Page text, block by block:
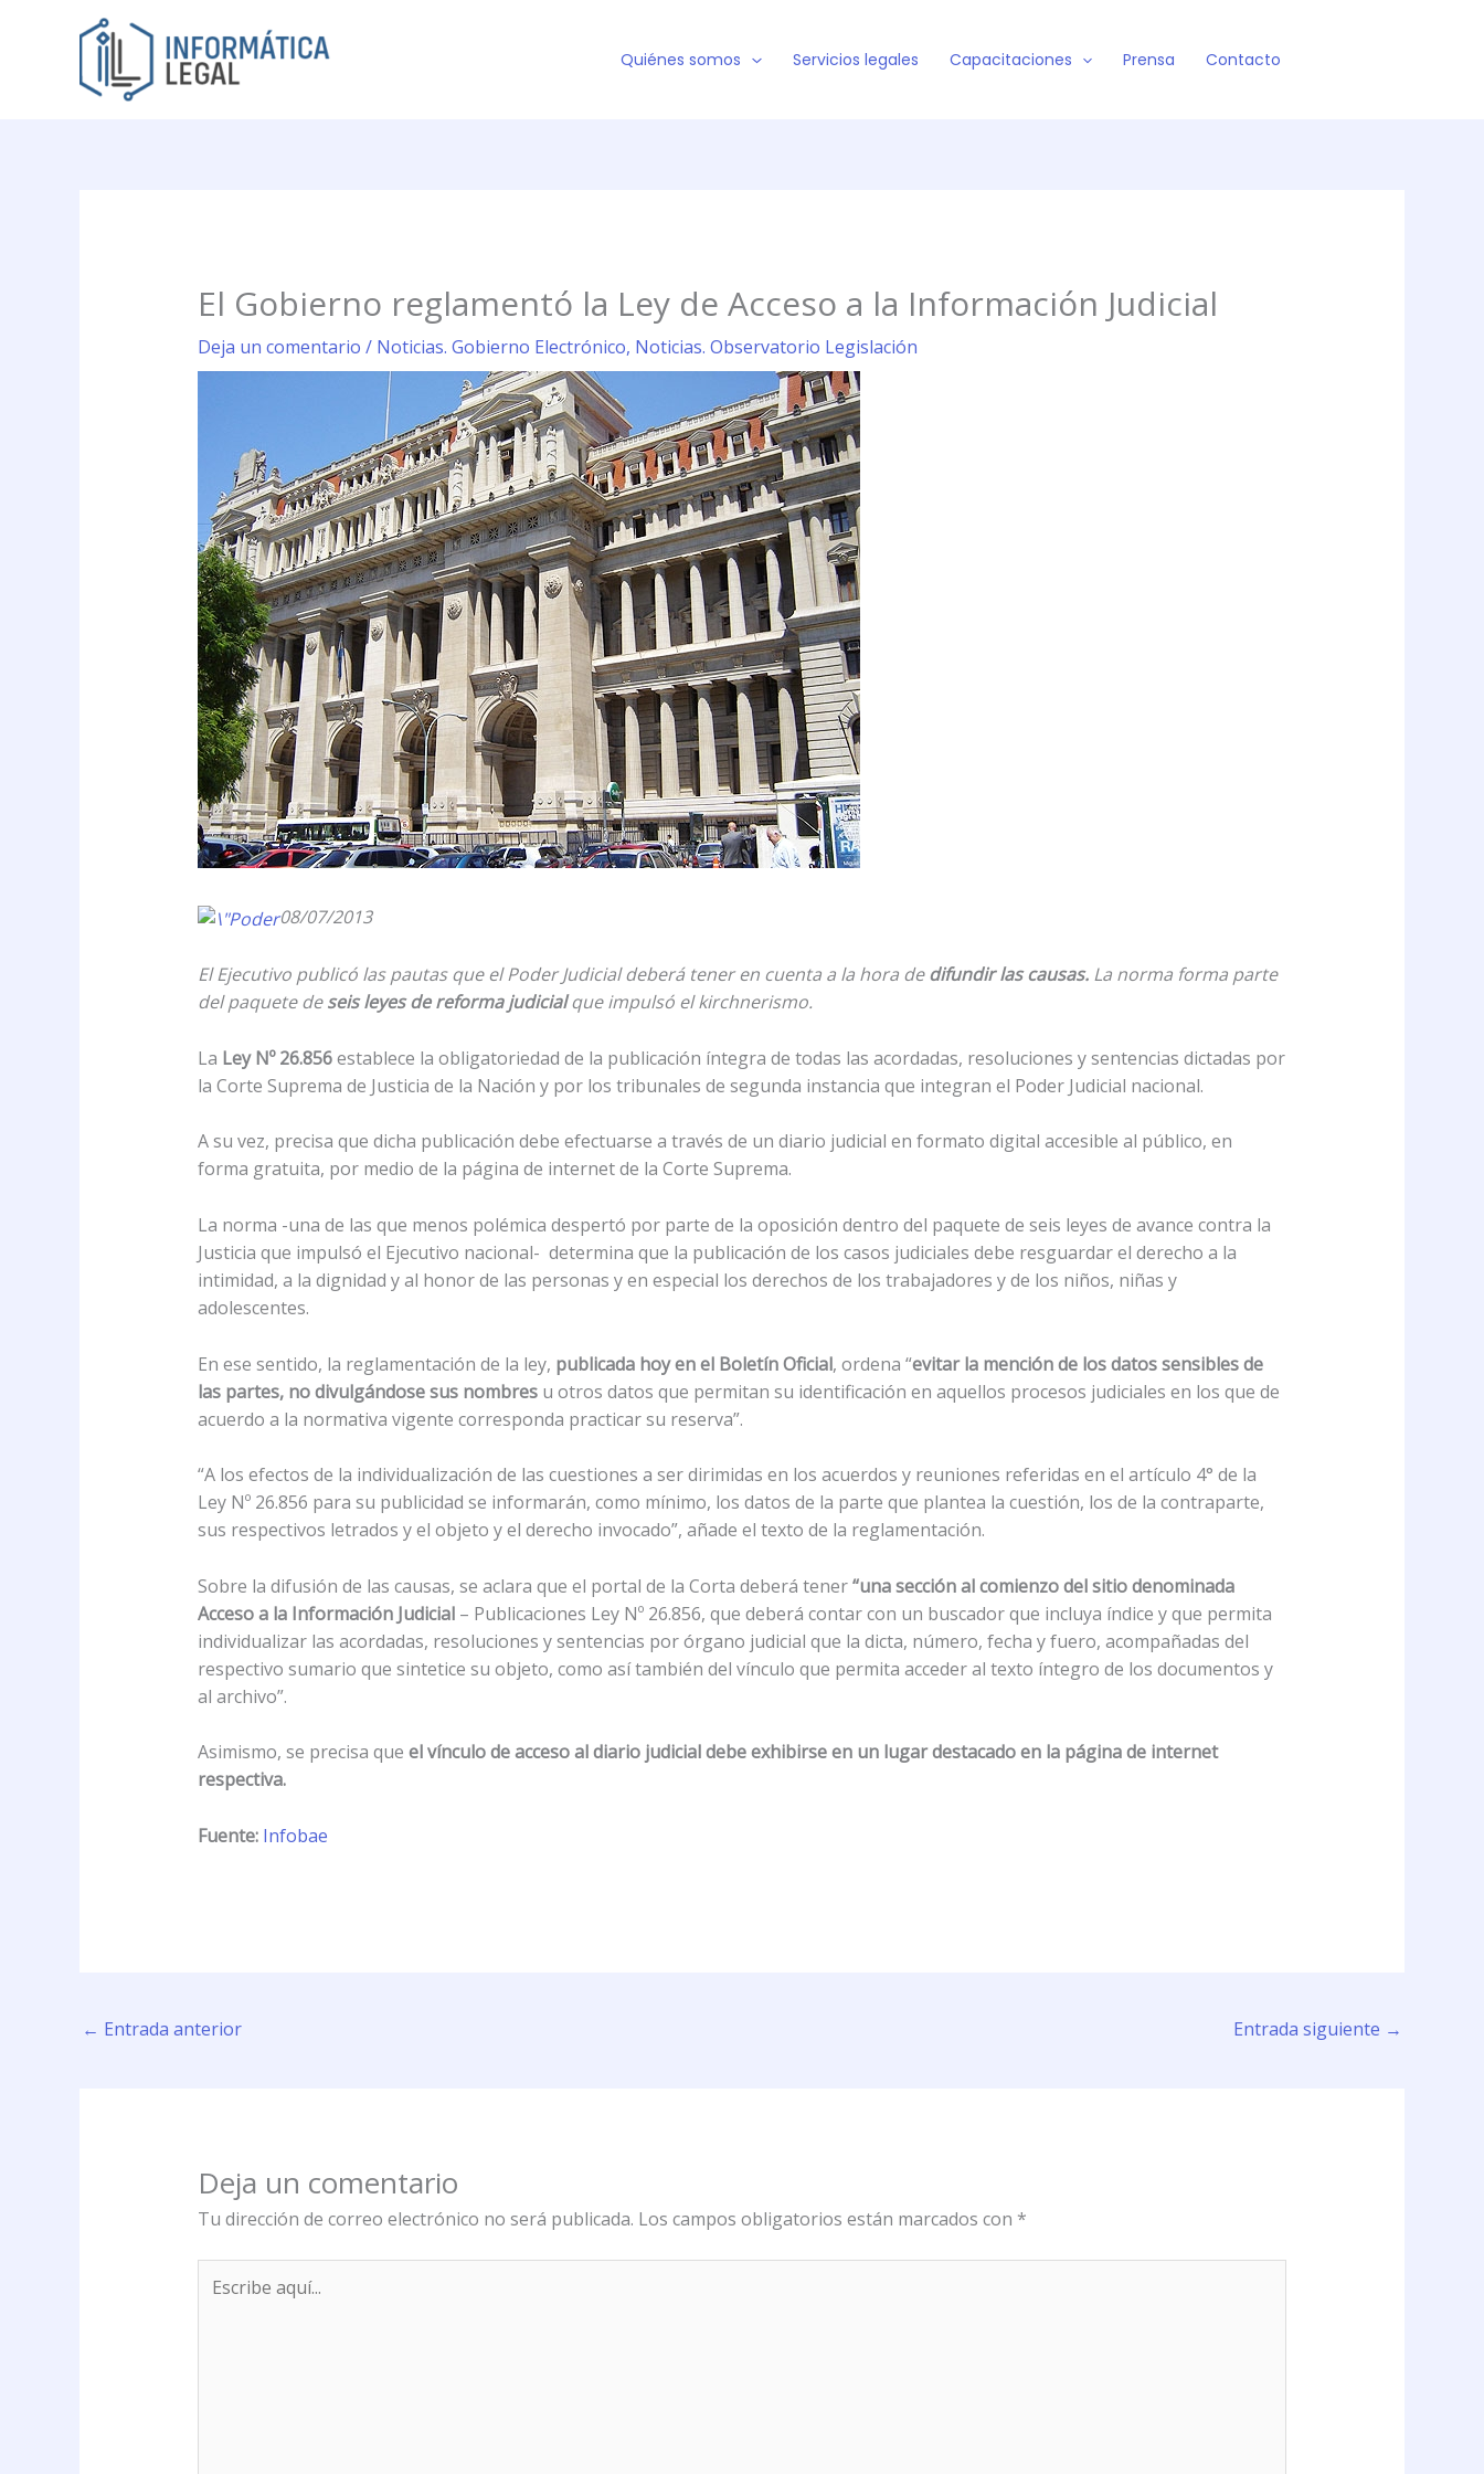
Quiénes somos Servicios legales Capacitaciones Prensa Contacto
El Gobierno reglamentó la Ley de Acceso a la Información Judicial
Deja un comentario / Noticias. Gobierno Electrónico, Noticias. Observatorio Legislación
08/07/2013
El Ejecutivo publicó las pautas que el Poder Judicial deberá tener en cuenta a la hora dedifundir las causas.La norma forma parte
del paquete deseis leyes de reforma judicialque impulsó el kirchnerismo.
La Ley Nº 26.856establece la obligatoriedad de la publicación íntegra de todas las acordadas, resoluciones y sentencias dictadas por
la Corte Suprema de Justicia de la Nación y por los tribunales de segunda instancia que integran el Poder Judicial nacional.
A su vez, precisa que dicha publicación debe efectuarse a través de un diario judicial en formato digital accesible al público, en
forma gratuita, por medio de la página de internet de la Corte Suprema.
La norma -una de las que menos polémica despertó por parte de la oposición dentro del paquete de seis leyes de avance contra la
Justicia que impulsó el Ejecutivo nacional- determina que la publicación de los casos judiciales debe resguardar el derecho a la
intimidad, a la dignidad y al honor de las personas y en especial los derechos de los trabajadores y de los niños, niñas y
adolescentes.
En ese sentido, la reglamentación de la ley, publicada hoy en el Boletín Oficial, ordena “evitar la mención de los datos sensibles de
las partes, no divulgándose sus nombresu otros datos que permitan su identificación en aquellos procesos judiciales en los que de
acuerdo a la normativa vigente corresponda practicar su reserva”.
“A los efectos de la individualización de las cuestiones a ser dirimidas en los acuerdos y reuniones referidas en el artículo 4° de la
Ley Nº 26.856 para su publicidad se informarán, como mínimo, los datos de la parte que plantea la cuestión, los de la contraparte,
sus respectivos letrados y el objeto y el derecho invocado”, añade el texto de la reglamentación.
Sobre la difusión de las causas, se aclara que el portal de la Corta deberá tener“una sección al comienzo del sitio denominada
Acceso a la Información Judicial– Publicaciones Ley Nº 26.856, que deberá contar con un buscador que incluya índice y que permita
individualizar las acordadas, resoluciones y sentencias por órgano judicial que la dicta, número, fecha y fuero, acompañadas del
respectivo sumario que sintetice su objeto, como así también del vínculo que permita acceder al texto íntegro de los documentos y
al archivo”.
Asimismo, se precisa que el vínculo de acceso al diario judicial debe exhibirse en un lugar destacado en la página de internet
respectiva.
Fuente: Infobae
← Entrada anterior Entrada siguiente →
Deja un comentario
Tu dirección de correo electrónico no será publicada. Los campos obligatorios están marcados con *
aquí...